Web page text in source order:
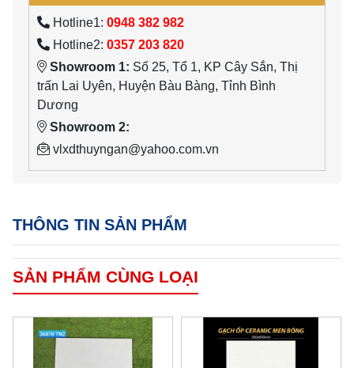
Hotline1: 0948 382 982
Hotline2: 0357 203 820
Showroom 1: Số 25, Tổ 1, KP Cây Sắn, Thị
trấn Lai Uyên, Huyện Bàu Bàng, Tỉnh Bình
Dương
Showroom 2:
vlxdthuyngan@yahoo.com.vn
THÔNG TIN SẢN PHẨM
SẢN PHẨM CÙNG LOẠI